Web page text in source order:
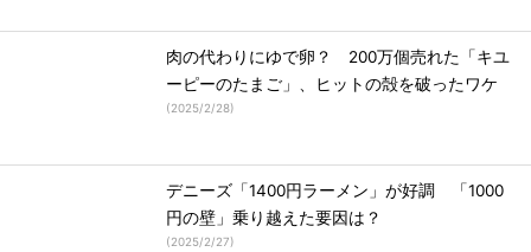
肉の代わりにゆで卵？ 200万個売れた「キユ
ーピーのたまご」、ヒットの殻を破ったワケ
(2025/2/28)
デニーズ「1400円ラーメン」が好調 「1000
円の壁」乗り越えた要因は？
(2025/2/27)